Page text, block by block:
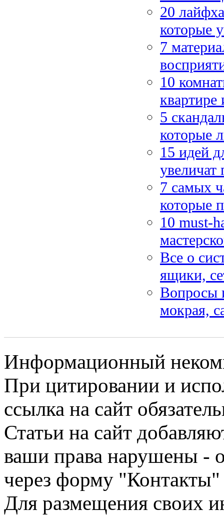
20
которые
7
10
квартире
5
которые
15 идей
увеличат
7 самых
которые
10 must-
Все о
ящики,
Вопросы
мокрая,
Информационный
При цитировании и
ссылка на сайт
Статьи на сайт
ваши права нарушены -
через форму "Контакты"
Для размещения своих